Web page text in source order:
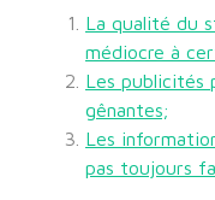
La qualité du
médiocre à
Les publicités
gênantes;
Les
pas toujours